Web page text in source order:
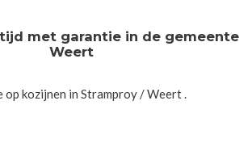
met garantie in de gemeente
Weert
op kozijnen in Stramproy / Weert .